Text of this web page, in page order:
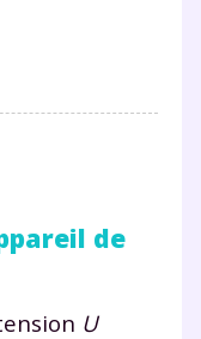
de
U